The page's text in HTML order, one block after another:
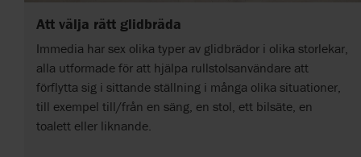
Att välja rätt glidbräda
Immedia har sex olika typer av glidbrädor i olika storlekar,
alla utformade för att hjälpa rullstolsanvändare att
förflytta sig i sittande ställning i många olika situationer,
till exempel till/från en säng, en stol, ett bilsäte, en
toalett eller liknande.